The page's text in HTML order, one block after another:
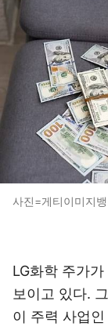
사진=게티이미지뱅
LG화학 주가
보이고 있다.
이 주력 사업